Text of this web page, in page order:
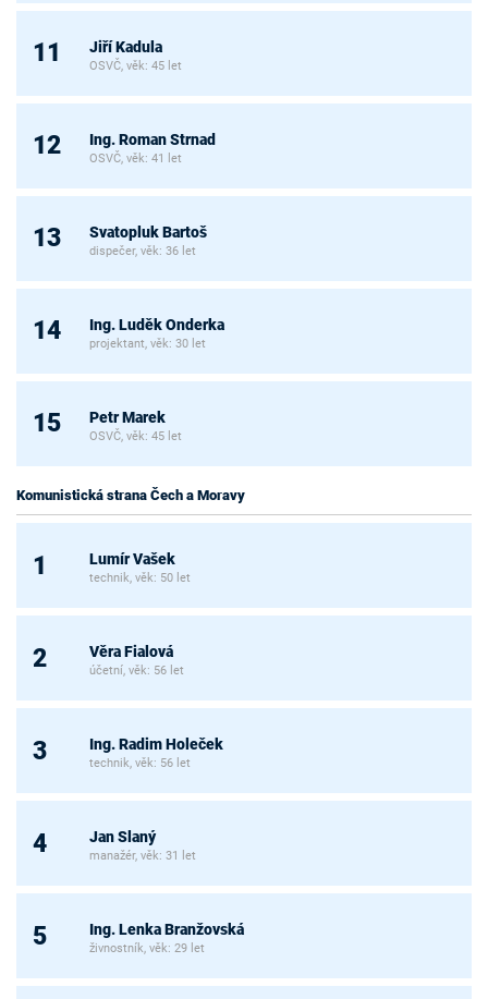
11 Jiří Kadula
OSVČ, věk: 45 let
12 Ing. Roman Strnad
OSVČ, věk: 41 let
13 Svatopluk Bartoš
dispečer, věk: 36 let
14 Ing. Luděk Onderka
projektant, věk: 30 let
15 Petr Marek
OSVČ, věk: 45 let
Komunistická strana Čech a Moravy
1 Lumír Vašek
technik, věk: 50 let
2 Věra Fialová
účetní, věk: 56 let
3 Ing. Radim Holeček
technik, věk: 56 let
4 Jan Slaný
manažér, věk: 31 let
5 Ing. Lenka Branžovská
živnostník, věk: 29 let